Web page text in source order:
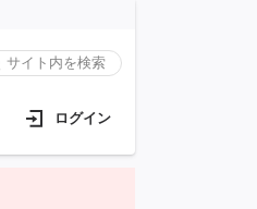
ログイン